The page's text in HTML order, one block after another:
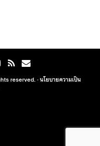
reserved. ·นโยบายความเป็น